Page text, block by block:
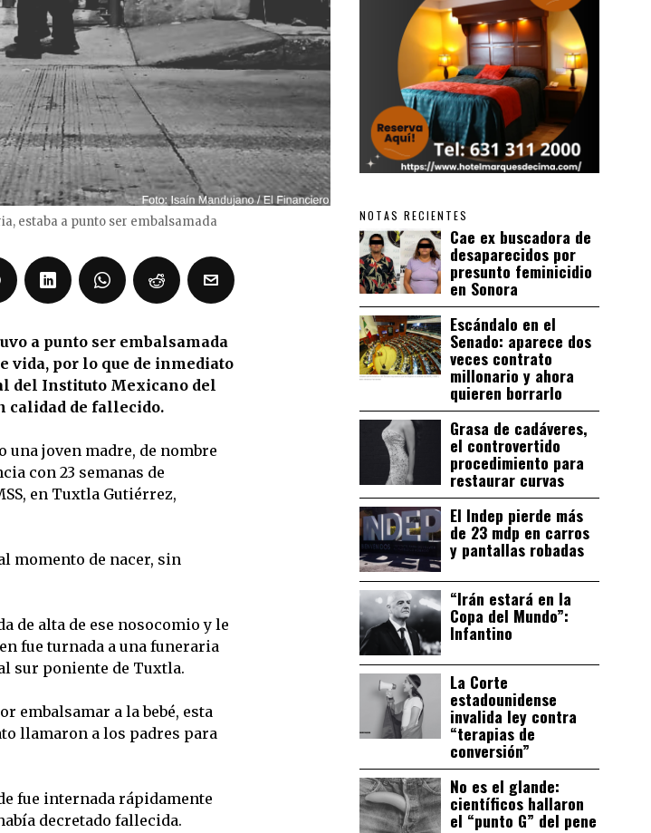
estaba a punto ser embalsamada
a punto ser embalsamada
vida, por lo que de inmediato
del Instituto Mexicano del
calidad de fallecido.
una joven madre, de nombre
con 23 semanas de
en Tuxtla Gutiérrez,
momento de nacer, sin
de alta de ese nosocomio y le
fue turnada a una funeraria
sur poniente de Tuxtla.
embalsamar a la bebé, esta
llamaron a los padres para
fue internada rápidamente
decretado fallecida.
NOTAS RECIENTES
Cae ex buscadora de
desaparecidos por
presunto feminicidio
en Sonora
Escándalo en el
Senado: aparece dos
veces contrato
millonario y ahora
quieren borrarlo
Grasa de cadáveres,
el controvertido
procedimiento para
restaurar curvas
El Indep pierde más
de 23 mdp en carros
y pantallas robadas
“Irán estará en la
Copa del Mundo”:
Infantino
La Corte
estadounidense
invalida ley contra
“terapias de
conversión”
No es el glande:
científicos hallaron
el “punto G” del pene